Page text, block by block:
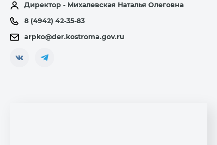
Директор - Михалевская Наталья Олеговна
8 (4942) 42-35-83
arpko@der.kostroma.gov.ru